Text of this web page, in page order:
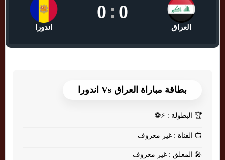
العراق
0
:
0
اندورا
بطاقة مباراة العراق Vs اندورا
🏆 البطولة : ⚡⚽
📺 القناة : غير معروف
🎤 المعلق : غير معروف